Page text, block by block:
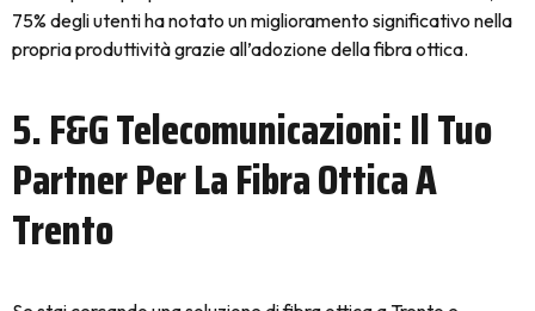
75% degli utenti ha notato un miglioramento significativo nella
propria produttività grazie all’adozione della fibra ottica.
5. F&G Telecomunicazioni: Il Tuo
Partner Per La Fibra Ottica A
Trento